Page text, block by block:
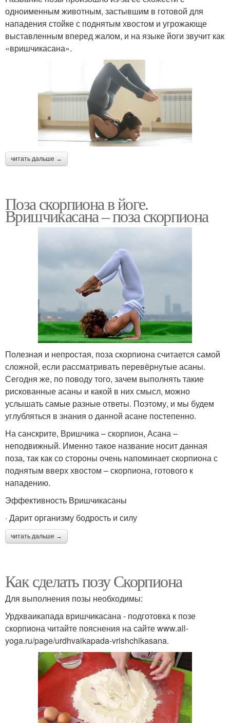
одноименным животным, застывшим в готовой для
нападения стойке с поднятым хвостом и угрожающе
выставленным вперед жалом, и на языке йоги звучит как
«вришчикасана».
читать дальше →
Поза скорпиона в йоге.
Вришчикасана – поза скорпиона
Полезная и непростая, поза скорпиона считается самой
сложной, если рассматривать перевёрнутые асаны.
Сегодня же, по поводу того, зачем выполнять такие
рискованные асаны и какой в них смысл, можно
услышать самые разные ответы. Поэтому, и мы будем
углубляться в знания о данной асане постепенно.
На санскрите, Вришчика – скорпион, Асана –
неподвижный. Именно такое название носит данная
поза, так как со стороны очень напоминает скорпиона с
поднятым вверх хвостом – скорпиона, готового к
нападению.
Эффективность Вришчикасаны
· Дарит организму бодрость и силу
читать дальше →
Как сделать позу Скорпиона
Для выполнения позы необходимы:
Урдхваикапада вришчикасана - подготовка к позе
скорпиона читайте пояснения на сайте www.all-
yoga.ru/page/urdhvaikapada-vrishchikasana.